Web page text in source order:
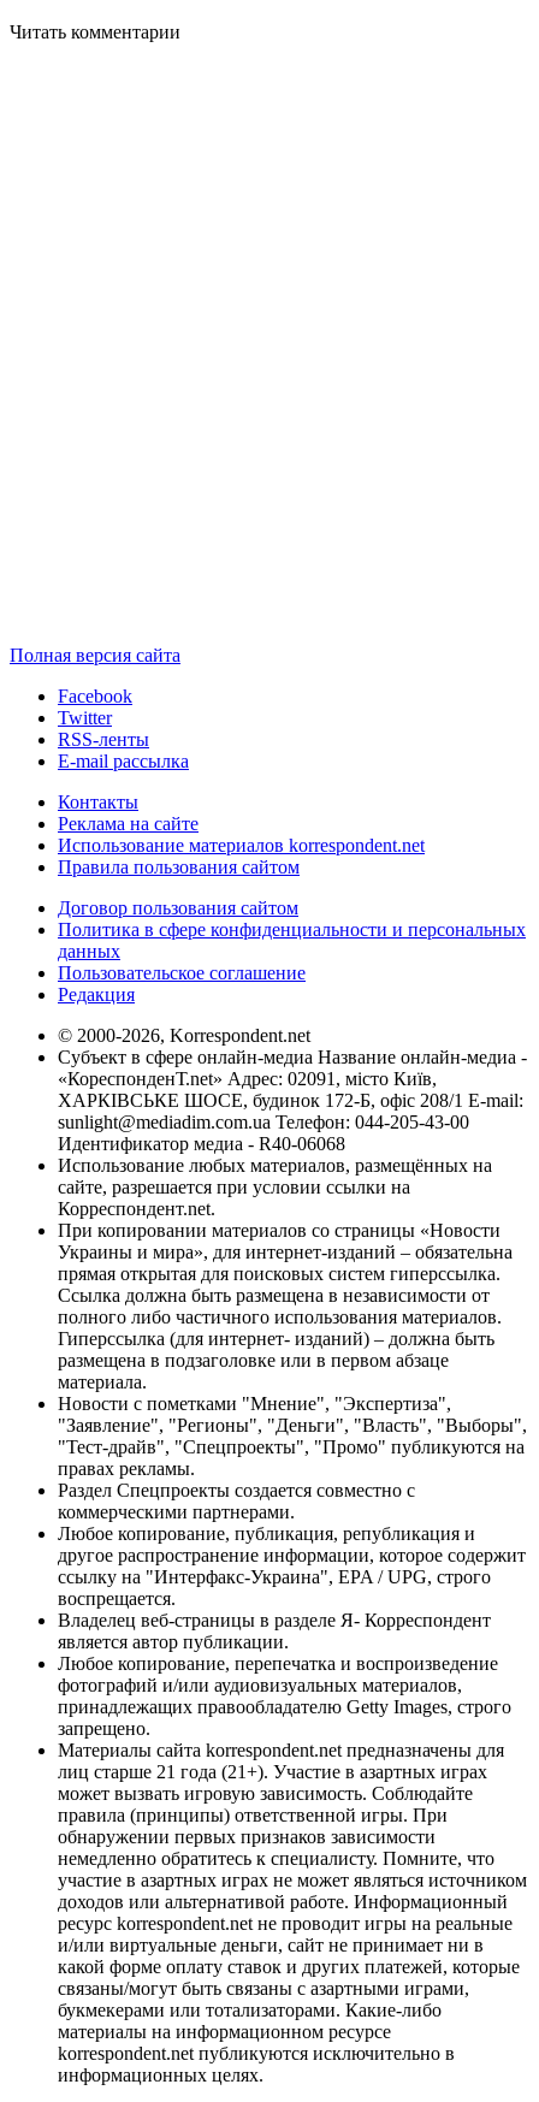
Читать комментарии
Полная версия сайта
Facebook
Twitter
RSS-ленты
E-mail рассылка
Контакты
Реклама на сайте
Использование материалов korrespondent.net
Правила пользования сайтом
Договор пользования сайтом
Политика в сфере конфиденциальности и персональных
данных
Пользовательское соглашение
Редакция
© 2000-2026, Korrespondent.net
Субъект в сфере онлайн-медиа Название онлайн-медиа -
«КореспонденТ.net» Адрес: 02091, місто Київ,
ХАРКІВСЬКЕ ШОСЕ, будинок 172-Б, офіс 208/1 E-mail:
sunlight@mediadim.com.ua Телефон: 044-205-43-00
Идентификатор медиа - R40-06068
Использование любых материалов, размещённых на
сайте, разрешается при условии ссылки на
Корреспондент.net.
При копировании материалов со страницы «Новости
Украины и мира», для интернет-изданий – обязательна
прямая открытая для поисковых систем гиперссылка.
Ссылка должна быть размещена в независимости от
полного либо частичного использования материалов.
Гиперссылка (для интернет- изданий) – должна быть
размещена в подзаголовке или в первом абзаце
материала.
Новости с пометками "Мнение", "Экспертиза",
"Заявление", "Регионы", "Деньги", "Власть", "Выборы",
"Тест-драйв", "Спецпроекты", "Промо" публикуются на
правах рекламы.
Раздел Спецпроекты создается совместно с
коммерческими партнерами.
Любое копирование, публикация, републикация и
другое распространение информации, которое содержит
ссылку на "Интерфакс-Украина", EPA / UPG, строго
воспрещается.
Владелец веб-страницы в разделе Я- Корреспондент
является автор публикации.
Любое копирование, перепечатка и воспроизведение
фотографий и/или аудиовизуальных материалов,
принадлежащих правообладателю Getty Images, строго
запрещено.
Материалы сайта korrespondent.net предназначены для
лиц старше 21 года (21+). Участие в азартных играх
может вызвать игровую зависимость. Соблюдайте
правила (принципы) ответственной игры. При
обнаружении первых признаков зависимости
немедленно обратитесь к специалисту. Помните, что
участие в азартных играх не может являться источником
доходов или альтернативой работе. Информационный
ресурс korrespondent.net не проводит игры на реальные
и/или виртуальные деньги, сайт не принимает ни в
какой форме оплату ставок и других платежей, которые
связаны/могут быть связаны с азартными играми,
букмекерами или тотализаторами. Какие-либо
материалы на информационном ресурсе
korrespondent.net публикуются исключительно в
информационных целях.